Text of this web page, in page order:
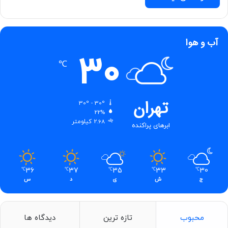
واقعی تر می کنند.
طراحی دکور
باشند. استفاده از وسایل بی ربط یا کم کیفیت می تواند
تجربه بازی را خراب کند.
یک نکته مهم در طراحی فضا، توجه به مسیرهای خروج اضطراری و
بازیکنان در مواقع خطر شود.
آب و هوا
تهران
ابرهای پراکنده
30
℃
22%
2.68 کیلومتر
30
℃
ج
33
℃
ش
35
℃
ی
37
℃
د
36
℃
س
محبوب تازه ترین دیدگاه ها